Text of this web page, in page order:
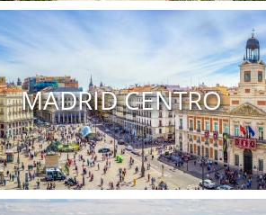
Pisos en venta Chamberi
MADRID CENTRO